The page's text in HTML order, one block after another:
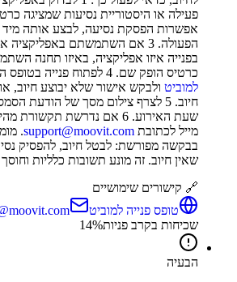
אפשרות הפסקת נסיעה, לבצע אותה
הפעולה. 3 אם השתמשתם
בפנייה איזו אפליקציה, באיזו תחנה
כרטיס הופק שם. 4 לפתוח פנייה בטופס התמיכה:
למוביט ולבקש אישור שלא יבוצע חיוב,
חיוב. 5 לצרף צילום מסך של הודעת
שעת האירוע. 6 אם נדרשת
מייל לכתובת support@moovit.com
.
בבקשה מפורשת: לבטל חיוב, להפסיק
שאין חיוב. זה מונע תשובות כלליות
🔗 קישורים שימושיים
טופס פנייה למוביט
שכיחות בקרב פניות
14%
הבעיה